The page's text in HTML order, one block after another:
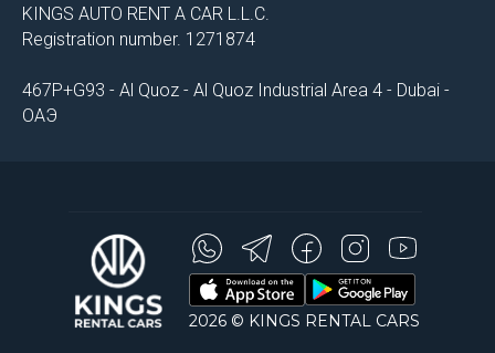
KINGS AUTO RENT A CAR L.L.C.
Registration number. 1271874
467P+G93 - Al Quoz - Al Quoz Industrial Area 4 - Dubai -
ОАЭ
2026 © KINGS RENTAL CARS